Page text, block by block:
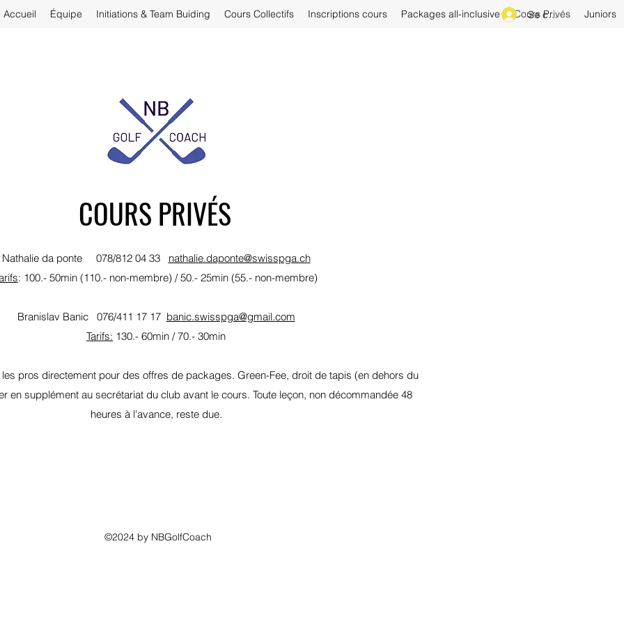
Accueil Équipe Initiations & Team Buiding Cours Collectifs Inscriptions cours Packages all-inclusive Cours Privés Juniors
Se connecter
COURS PRIVÉS
Nathalie da ponte 078/812 04 33 nathalie.daponte@swisspga.ch
: 100.- 50min (110.- non-membre) / 50.- 25min (55.- non-membre)
Branislav Banic 076/411 17 17 banic.swisspga@gmail.com
Tarifs: 130.- 60min / 70.- 30min
pros directement pour des offres de packages. Green-Fee, droit de tapis (en dehors du
en supplément au secrétariat du club avant le cours. Toute leçon, non décommandée 48
heures à l'avance, reste due.
©2024 by NBGolfCoach